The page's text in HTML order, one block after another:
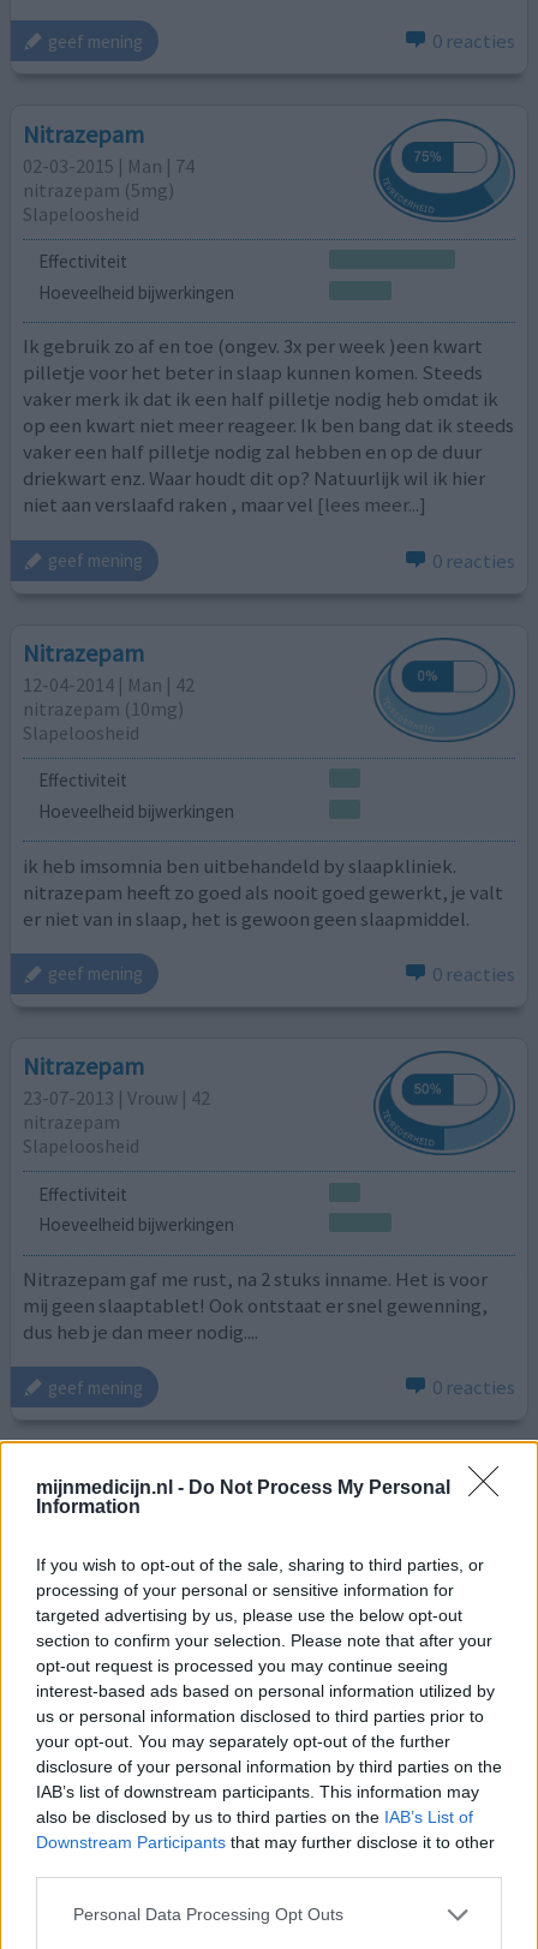
mijnmedicijn.nl - Do Not Process My Personal
Information
If you wish to opt-out of the sale, sharing to third parties, or
processing of your personal or sensitive information for
targeted advertising by us, please use the below opt-out
section to confirm your selection. Please note that after your
opt-out request is processed you may continue seeing
interest-based ads based on personal information utilized by
us or personal information disclosed to third parties prior to
your opt-out. You may separately opt-out of the further
disclosure of your personal information by third parties on the
IAB’s list of downstream participants. This information may
also be disclosed by us to third parties on the IAB’s List of
Downstream Participants that may further disclose it to other
Personal Data Processing Opt Outs
geef mening 0 reacties
Nitrazepam
02-03-2015 | Man | 74
nitrazepam (5mg)
Slapeloosheid
Effectiviteit
Hoeveelheid bijwerkingen
Ik gebruik zo af en toe (ongev. 3x per week )een kwart
pilletje voor het beter in slaap kunnen komen. Steeds
vaker merk ik dat ik een half pilletje nodig heb omdat ik
op een kwart niet meer reageer. Ik ben bang dat ik steeds
vaker een half pilletje nodig zal hebben en op de duur
driekwart enz. Waar houdt dit op? Natuurlijk wil ik hier
niet aan verslaafd raken , maar vel [lees meer...]
geef mening 0 reacties
Nitrazepam
12-04-2014 | Man | 42
nitrazepam (10mg)
Slapeloosheid
Effectiviteit
Hoeveelheid bijwerkingen
ik heb imsomnia ben uitbehandeld by slaapkliniek.
nitrazepam heeft zo goed als nooit goed gewerkt, je valt
er niet van in slaap, het is gewoon geen slaapmiddel.
geef mening 0 reacties
Nitrazepam
23-07-2013 | Vrouw | 42
nitrazepam
Slapeloosheid
Effectiviteit
Hoeveelheid bijwerkingen
Nitrazepam gaf me rust, na 2 stuks inname. Het is voor
mij geen slaaptablet! Ook ontstaat er snel gewenning,
dus heb je dan meer nodig....
geef mening 0 reacties
Nitrazepam
12-03-2013 | Vrouw | 69
Slapeloosheid
Effectiviteit
Hoeveelheid bijwerkingen
Sinds een jaar krijg ik van mijn apotheek de nitrazepam
van actavis, deze heeft bij mij enkele bijwerkingen.
Daarvoor had ik altijd andere merken en daarvan had ik
totaal geen bijwerkingen. Ik gebruik het om mijn spieren
rust te geven en dat ging prima voordat ik die van de
Actavis kreeg. Erg jammer!! ik zal mijn apotheek vragen
om een ander merk
geef mening 0 reacties